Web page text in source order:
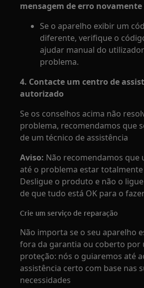
mensagem de erro
Se o aparelho exibir um
diferente, verifique o
ajudar manual do
problema.
4. Contacte um centro de
autorizado
Se os conselhos acima não
problema, recomendamos que
de um técnico de assistência
Aviso: Não recomendamos que
até o problema estar
Desligue o produto e não o
de que tudo está OK para o
Crie um serviço de reparação
Não importa se o seu aparelho
fora da garantia ou coberto por
proteção: nós o guiaremos até
assistência certo com base nas
necessidades